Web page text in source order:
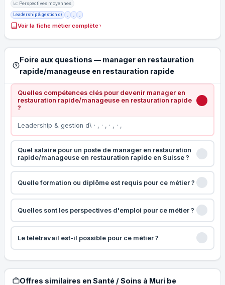
📈 Perspectives moyennes
Leadership & gestion d\ , , ,
Voir la fiche métier complète
Foire aux questions — manager en restauration
rapide/manageuse en restauration rapide
Quelles compétences clés pour devenir manager en
restauration rapide/manageuse en restauration rapide
?
Leadership & gestion d\ · , · , · , · ,
Quel salaire pour un poste de manager en restauration
rapide/manageuse en restauration rapide en Suisse ?
Quelle formation ou diplôme est requis pour ce métier ?
Quelles sont les perspectives d'emploi pour ce métier ?
Le télétravail est-il possible pour ce métier ?
Offres similaires en Santé / Soins à Muri be